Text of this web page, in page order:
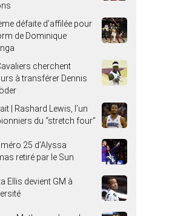
défaite d’affilée pour
de Dominique
cherchent
à transférer Dennis
| Rashard Lewis, l’un
du “stretch four”
25 d’Alyssa
retiré par le Sun
Ellis devient GM à